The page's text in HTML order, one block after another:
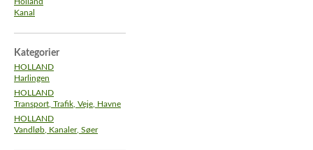
Holland
Kanal
Kategorier
HOLLAND
Harlingen
HOLLAND
Transport, Trafik, Veje, Havne
HOLLAND
Vandløb, Kanaler, Søer